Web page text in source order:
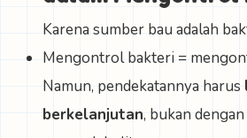
Karena sumber bau adalah
Mengontrol bakteri =
Namun, pendekatannya harus
berkelanjutan, bukan